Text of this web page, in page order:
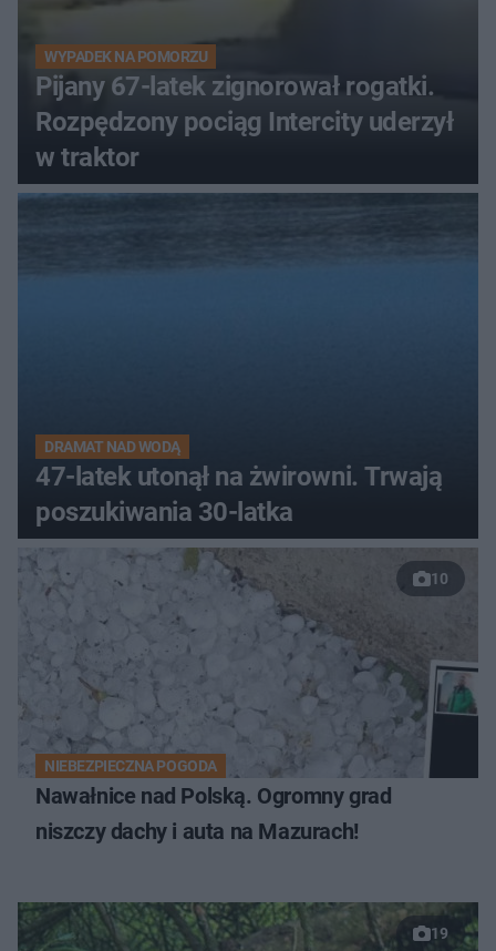
WYPADEK NA POMORZU
Pijany 67-latek zignorował rogatki.
Rozpędzony pociąg Intercity uderzył
w traktor
DRAMAT NAD WODĄ
47-latek utonął na żwirowni. Trwają
poszukiwania 30-latka
10
NIEBEZPIECZNA POGODA
Nawałnice nad Polską. Ogromny grad
niszczy dachy i auta na Mazurach!
19